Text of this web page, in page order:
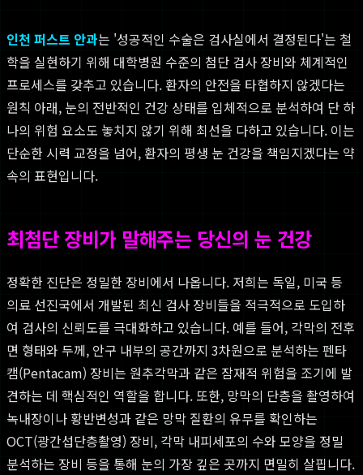
인천 퍼스트 안과는 '성공적인 수술은 검사실에서 결정된다'는 철
학을 실현하기 위해 대학병원 수준의 첨단 검사 장비와 체계적인
프로세스를 갖추고 있습니다. 환자의 안전을 타협하지 않겠다는
원칙 아래, 눈의 전반적인 건강 상태를 입체적으로 분석하여 단 하
나의 위험 요소도 놓치지 않기 위해 최선을 다하고 있습니다. 이는
단순한 시력 교정을 넘어, 환자의 평생 눈 건강을 책임지겠다는 약
속의 표현입니다.
최첨단 장비가 말해주는 당신의 눈 건강
정확한 진단은 정밀한 장비에서 나옵니다. 저희는 독일, 미국 등
의료 선진국에서 개발된 최신 검사 장비들을 적극적으로 도입하
여 검사의 신뢰도를 극대화하고 있습니다. 예를 들어, 각막의 전후
면 형태와 두께, 안구 내부의 공간까지 3차원으로 분석하는 펜타
캠(Pentacam) 장비는 원추각막과 같은 잠재적 위험을 조기에 발
견하는 데 핵심적인 역할을 합니다. 또한, 망막의 단층을 촬영하여
녹내장이나 황반변성과 같은 망막 질환의 유무를 확인하는
OCT(광간섭단층촬영) 장비, 각막 내피세포의 수와 모양을 정밀
분석하는 장비 등을 통해 눈의 가장 깊은 곳까지 면밀히 살핍니다.